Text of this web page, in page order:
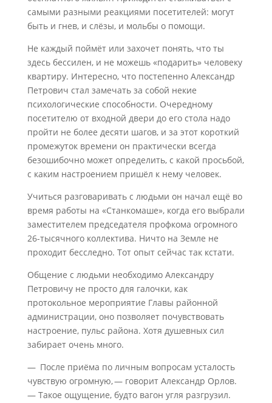
самыми разными реакциями посетителей: могут
быть и гнев, и слёзы, и мольбы о помощи.
Не каждый поймёт или захочет понять, что ты
здесь бессилен, и не можешь «подарить» человеку
квартиру. Интересно, что постепенно Александр
Петрович стал замечать за собой некие
психологические способности. Очередному
посетителю от входной двери до его стола надо
пройти не более десяти шагов, и за этот короткий
промежуток времени он практически всегда
безошибочно может определить, с какой просьбой,
с каким настроением пришёл к нему человек.
Учиться разговаривать с людьми он начал ещё во
время работы на «Станкомаше», когда его выбрали
заместителем председателя профкома огромного
26-тысячного коллектива. Ничто на Земле не
проходит бесследно. Тот опыт сейчас так кстати.
Общение с людьми необходимо Александру
Петровичу не просто для галочки, как
протокольное мероприятие Главы районной
администрации, оно позволяет почувствовать
настроение, пульс района. Хотя душевных сил
забирает очень много.
— После приёма по личным вопросам усталость
чувствую огромную, — говорит Александр Орлов.
— Такое ощущение, будто вагон угля разгрузил.